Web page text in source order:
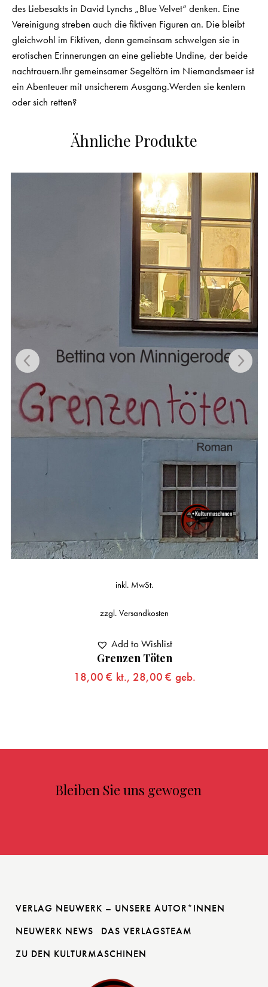
des Liebesakts in David Lynchs „Blue Velvet“ denken. Eine
Vereinigung streben auch die fiktiven Figuren an. Die bleibt
gleichwohl im Fiktiven, denn gemeinsam schwelgen sie in
erotischen Erinnerungen an eine geliebte Undine, der beide
nachtrauern.Ihr gemeinsamer Segeltörn im Niemandsmeer ist
ein Abenteuer mit unsicherem Ausgang.Werden sie kentern
oder sich retten?
Ähnliche Produkte
Grenzen Töten
18,00 € kt., 28,00 € geb.
inkl. MwSt.
zzgl. Versandkosten
Add to Wishlist
Bleiben Sie uns gewogen
VERLAG NEUWERK – UNSERE AUTOR*INNEN
NEUWERK NEWS
DAS VERLAGSTEAM
ZU DEN KULTURMASCHINEN